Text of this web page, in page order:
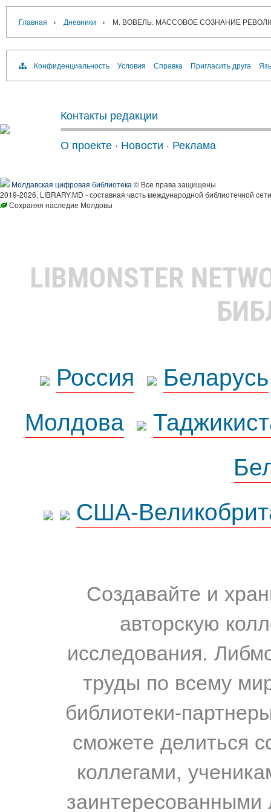
Главная › Дневники › М. ВОВЕЛЬ. МАССОВОЕ СОЗНАНИЕ
Конфиденциальность Условия Справка Пригласить друга
Контакты редакции
О проекте · Новости · Реклама
Молдавская цифровая библиотека © Все права защищены
2019-2026, LIBRARY.MD - составная часть международной библиотечной
Сохраняя наследие Молдовы
LIBMONSTER
Россия
Беларусь
Молдова
США-
Создавайте и
авторскую
исследования.
труды по всему
библиотеки-
сможете делиться
коллегами,